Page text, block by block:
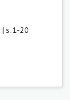
| s. 1-20